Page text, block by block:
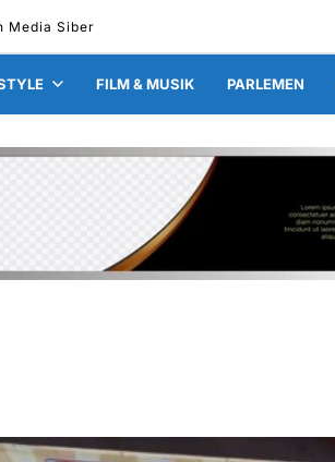
Media Siber
FILM & MUSIK PARLEMEN